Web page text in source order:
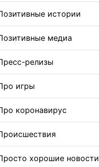
истории
медиа
релизы
игры
коронавирус
хорошие новости